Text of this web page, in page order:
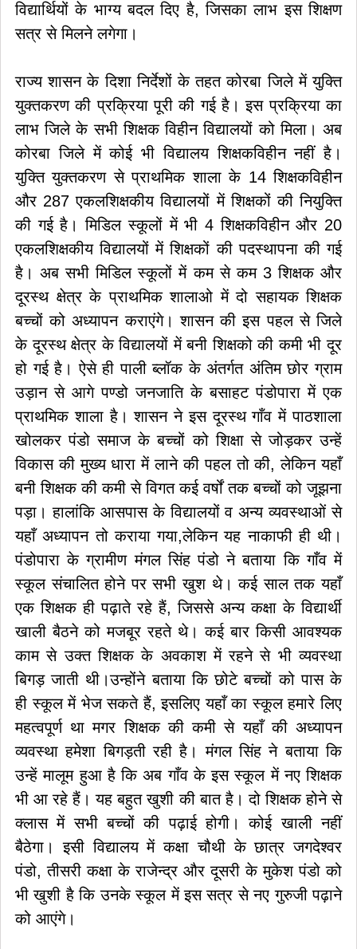
विद्यार्थियों के भाग्य बदल दिए है, जिसका लाभ इस शिक्षण
सत्र से मिलने लगेगा।
राज्य शासन के दिशा निर्देशों के तहत कोरबा जिले में युक्ति
युक्तकरण की प्रक्रिया पूरी की गई है। इस प्रक्रिया का
लाभ जिले के सभी शिक्षक विहीन विद्यालयों को मिला। अब
कोरबा जिले में कोई भी विद्यालय शिक्षकविहीन नहीं है।
युक्ति युक्तकरण से प्राथमिक शाला के 14 शिक्षकविहीन
और 287 एकलशिक्षकीय विद्यालयों में शिक्षकों की नियुक्ति
की गई है। मिडिल स्कूलों में भी 4 शिक्षकविहीन और 20
एकलशिक्षकीय विद्यालयों में शिक्षकों की पदस्थापना की गई
है। अब सभी मिडिल स्कूलों में कम से कम 3 शिक्षक और
दूरस्थ क्षेत्र के प्राथमिक शालाओ में दो सहायक शिक्षक
बच्चों को अध्यापन कराएंगे। शासन की इस पहल से जिले
के दूरस्थ क्षेत्र के विद्यालयों में बनी शिक्षको की कमी भी दूर
हो गई है। ऐसे ही पाली ब्लॉक के अंतर्गत अंतिम छोर ग्राम
उड़ान से आगे पण्डो जनजाति के बसाहट पंडोपारा में एक
प्राथमिक शाला है। शासन ने इस दूरस्थ गाँव में पाठशाला
खोलकर पंडो समाज के बच्चों को शिक्षा से जोड़कर उन्हें
विकास की मुख्य धारा में लाने की पहल तो की, लेकिन यहाँ
बनी शिक्षक की कमी से विगत कई वर्षों तक बच्चों को जूझना
पड़ा। हालांकि आसपास के विद्यालयों व अन्य व्यवस्थाओं से
यहाँ अध्यापन तो कराया गया,लेकिन यह नाकाफी ही थी।
पंडोपारा के ग्रामीण मंगल सिंह पंडो ने बताया कि गाँव में
स्कूल संचालित होने पर सभी खुश थे। कई साल तक यहाँ
एक शिक्षक ही पढ़ाते रहे हैं, जिससे अन्य कक्षा के विद्यार्थी
खाली बैठने को मजबूर रहते थे। कई बार किसी आवश्यक
काम से उक्त शिक्षक के अवकाश में रहने से भी व्यवस्था
बिगड़ जाती थी।उन्होंने बताया कि छोटे बच्चों को पास के
ही स्कूल में भेज सकते हैं, इसलिए यहाँ का स्कूल हमारे लिए
महत्वपूर्ण था मगर शिक्षक की कमी से यहाँ की अध्यापन
व्यवस्था हमेशा बिगड़ती रही है। मंगल सिंह ने बताया कि
उन्हें मालूम हुआ है कि अब गाँव के इस स्कूल में नए शिक्षक
भी आ रहे हैं। यह बहुत खुशी की बात है। दो शिक्षक होने से
क्लास में सभी बच्चों की पढ़ाई होगी। कोई खाली नहीं
बैठेगा। इसी विद्यालय में कक्षा चौथी के छात्र जगदेश्वर
पंडो, तीसरी कक्षा के राजेन्द्र और दूसरी के मुकेश पंडो को
भी खुशी है कि उनके स्कूल में इस सत्र से नए गुरुजी पढ़ाने
को आएंगे।